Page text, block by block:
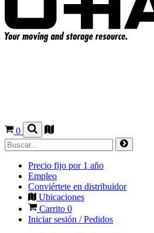
0
Precio fijo por 1 año
Empleo
Conviértete en distribuidor
Ubicaciones
Carrito 0
Iniciar sesión / Pedidos